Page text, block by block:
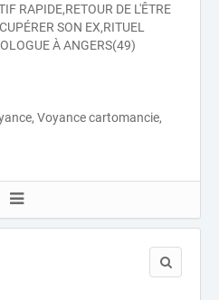
RAPIDE,RETOUR DE L'ÊTRE
SON EX,RITUEL
À ANGERS(49)
Voyance cartomancie,